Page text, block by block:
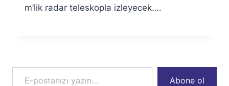
m’lik radar teleskopla izleyecek….
E-postanızı yazın…
Abone ol